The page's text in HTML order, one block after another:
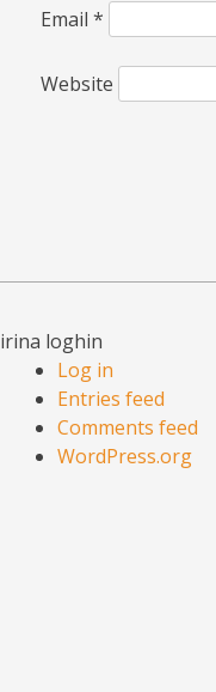
Email *
Website
irina loghin
Log in
Entries feed
Comments feed
WordPress.org